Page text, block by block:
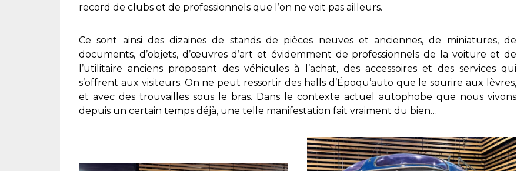
record de clubs et de professionnels que l’on ne voit pas ailleurs.
Ce sont ainsi des dizaines de stands de pièces neuves et anciennes, de miniatures, de
documents, d’objets, d’œuvres d’art et évidemment de professionnels de la voiture et de
l’utilitaire anciens proposant des véhicules à l’achat, des accessoires et des services qui
s’offrent aux visiteurs. On ne peut ressortir des halls d’Époqu’auto que le sourire aux lèvres,
et avec des trouvailles sous le bras. Dans le contexte actuel autophobe que nous vivons
depuis un certain temps déjà, une telle manifestation fait vraiment du bien…